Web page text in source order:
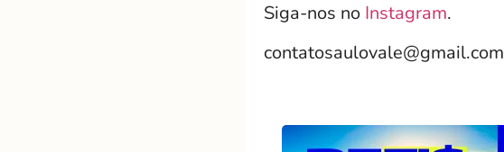
Siga-nos no Instagram.
contatosaulovale@gmail.com